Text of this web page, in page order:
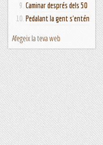
Caminar després dels 50
Pedalant la gent s'entén
Afegeix la teva web